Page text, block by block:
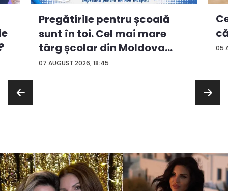
07 AUGUST 2026, 18:45
Pregătirile pentru școală
sunt în toi. Cel mai mare
târg școlar din Moldova
con...
05